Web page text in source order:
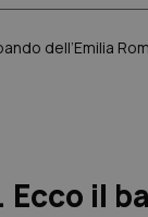
dell’Emilia
il